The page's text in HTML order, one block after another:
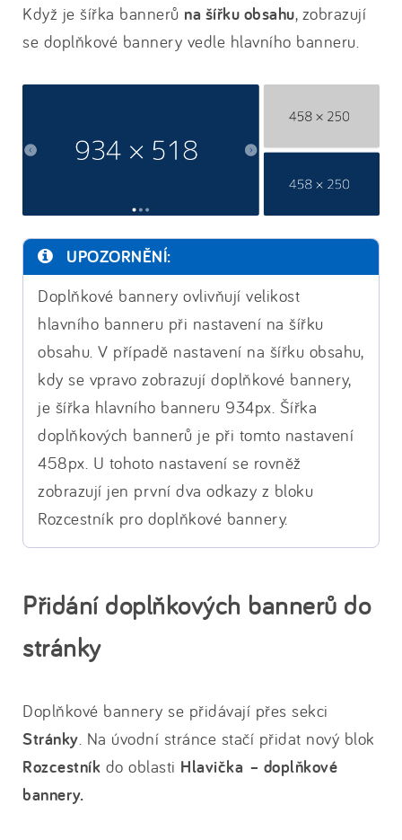
Když je šířka bannerů na šířku obsahu, zobrazují
se doplňkové bannery vedle hlavního banneru.
UPOZORNĚNÍ:
Doplňkové bannery ovlivňují velikost
hlavního banneru při nastavení na šířku
obsahu. V případě nastavení na šířku obsahu,
kdy se vpravo zobrazují doplňkové bannery,
je šířka hlavního banneru 934px. Šířka
doplňkových bannerů je při tomto nastavení
458px. U tohoto nastavení se rovněž
zobrazují jen první dva odkazy z bloku
Rozcestník pro doplňkové bannery.
Přidání doplňkových bannerů do
stránky
Doplňkové bannery se přidávají přes sekci
Stránky. Na úvodní stránce stačí přidat nový blok
Rozcestník do oblasti Hlavička – doplňkové
bannery.